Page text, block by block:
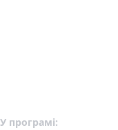
У програмі: